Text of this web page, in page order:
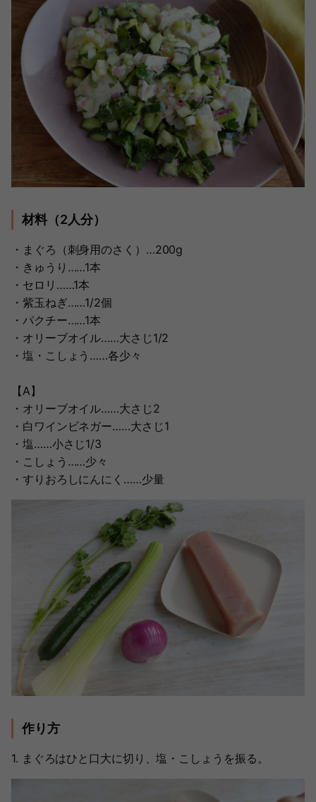
材料（2人分）
・まぐろ（刺身用のさく）…200g
・きゅうり……1本
・セロリ……1本
・紫玉ねぎ……1/2個
・パクチー……1本
・オリーブオイル……大さじ1/2
・塩・こしょう……各少々
【A】
・オリーブオイル……大さじ2
・白ワインビネガー……大さじ1
・塩……小さじ1/3
・こしょう……少々
・すりおろしにんにく……少量
作り方
1. まぐろはひと口大に切り、塩・こしょうを振る。